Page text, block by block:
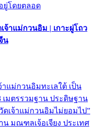
ยู่โดยตลอด
าแม่กวนอิม | เกาะผู่โถว
น
แม่กวนอิมทะเลใต้ เป็น
เมตรรวมฐาน ประดิษฐาน
ดเจ้าแม่กวนอิมไม่ยอมไป”
น มณฑลเจ้อเจียง ประเทศ